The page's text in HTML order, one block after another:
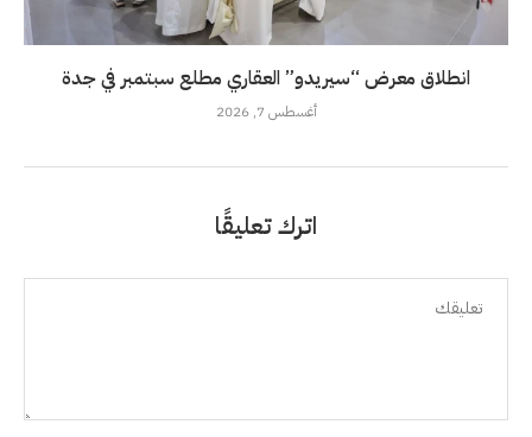
انطلاق معرض “سيريدو” العقاري مطلع سبتمبر في جدة
أغسطس 7, 2026
اترك تعليقًا